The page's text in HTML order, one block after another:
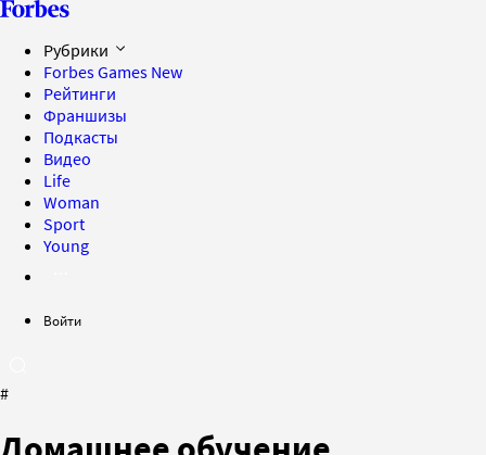
Рубрики
Forbes Games New
Рейтинги
Франшизы
Подкасты
Видео
Life
Woman
Sport
Young
Войти
#